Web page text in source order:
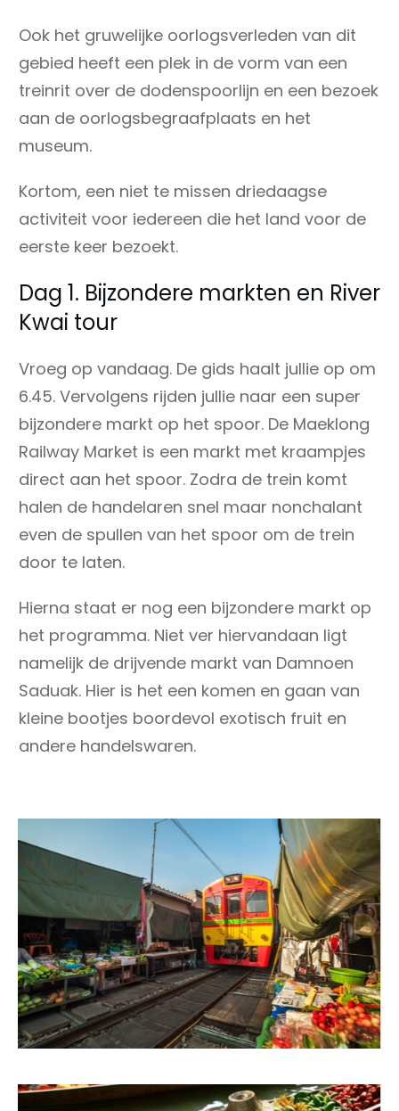
Ook het gruwelijke oorlogsverleden van dit
gebied heeft een plek in de vorm van een
treinrit over de dodenspoorlijn en een bezoek
aan de oorlogsbegraafplaats en het
museum.
Kortom, een niet te missen driedaagse
activiteit voor iedereen die het land voor de
eerste keer bezoekt.
Dag 1. Bijzondere markten en River
Kwai tour
Vroeg op vandaag. De gids haalt jullie op om
6.45. Vervolgens rijden jullie naar een super
bijzondere markt op het spoor. De Maeklong
Railway Market is een markt met kraampjes
direct aan het spoor. Zodra de trein komt
halen de handelaren snel maar nonchalant
even de spullen van het spoor om de trein
door te laten.
Hierna staat er nog een bijzondere markt op
het programma. Niet ver hiervandaan ligt
namelijk de drijvende markt van Damnoen
Saduak. Hier is het een komen en gaan van
kleine bootjes boordevol exotisch fruit en
andere handelswaren.